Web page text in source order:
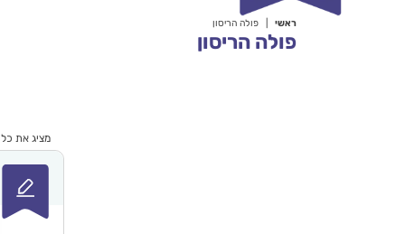
ראשי פולה הריסון
פולה הריסון
מציג את כל 6 התוצאות